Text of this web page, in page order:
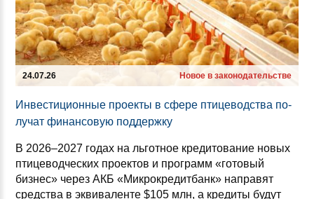
24.07.26 Новое в законодательстве
Ин­вес­ти­ци­он­ные про­ек­ты в сфе­ре пти­це­водс­тва по­
лу­чат фи­нан­со­вую под­дер­жку
В 2026–2027 годах на льготное кредитование новых
птицеводческих проектов и программ «готовый
бизнес» через АКБ «Микрокредитбанк» направят
средства в эквиваленте $105 млн, а кредиты будут